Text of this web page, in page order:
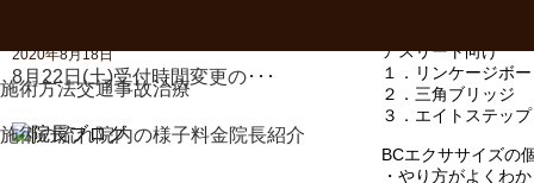
施術方法交通事故治療
施術の流れ院内の様子料金院長紹介
アスリート向け
１．リンケージボ
２．三角ブリッジ
３．エイトステップ
BCエクササイズの
・やり方がよくわ
2020年8月18日
8月22日(土)受付時間変更の･･･